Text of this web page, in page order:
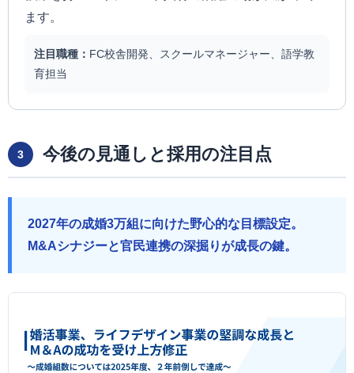
ます。
注目職種： FC校舎開発、スクールマネージャー、語学教
育担当
3 今後の見通しと採用の注目点
2027年の成婚3万組に向けた野心的な目標設定。
M&Aシナジーと官民連携の深掘りが成長の鍵。